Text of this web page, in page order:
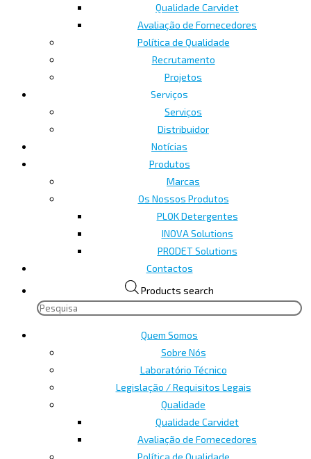
Qualidade Carvidet
Avaliação de Fornecedores
Política de Qualidade
Recrutamento
Projetos
Serviços
Serviços
Distribuidor
Notícias
Produtos
Marcas
Os Nossos Produtos
PLOK Detergentes
INOVA Solutions
PRODET Solutions
Contactos
Products search
Quem Somos
Sobre Nós
Laboratório Técnico
Legislação / Requisitos Legais
Qualidade
Qualidade Carvidet
Avaliação de Fornecedores
Política de Qualidade